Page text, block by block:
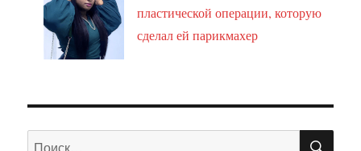
пластической операции, которую
сделал ей парикмахер
Искать: